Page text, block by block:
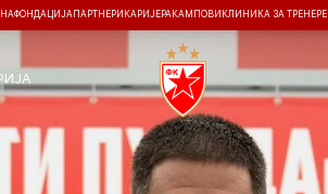
ФОНДАЦИЈА ПАРТНЕРИ КАРИЈЕРА КАМПОВИ КЛИНИКА ЗА ТРЕНЕРЕ